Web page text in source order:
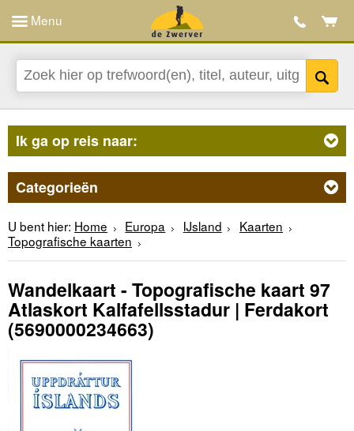
Menu
Ik ga op reis naar:
Categorieën
U bent hier: Home Europa IJsland
Kaarten
Topografische kaarten
Wandelkaart - Topografische kaart 97
Atlaskort Kalfafellsstadur | Ferdakort
(5690000234663)